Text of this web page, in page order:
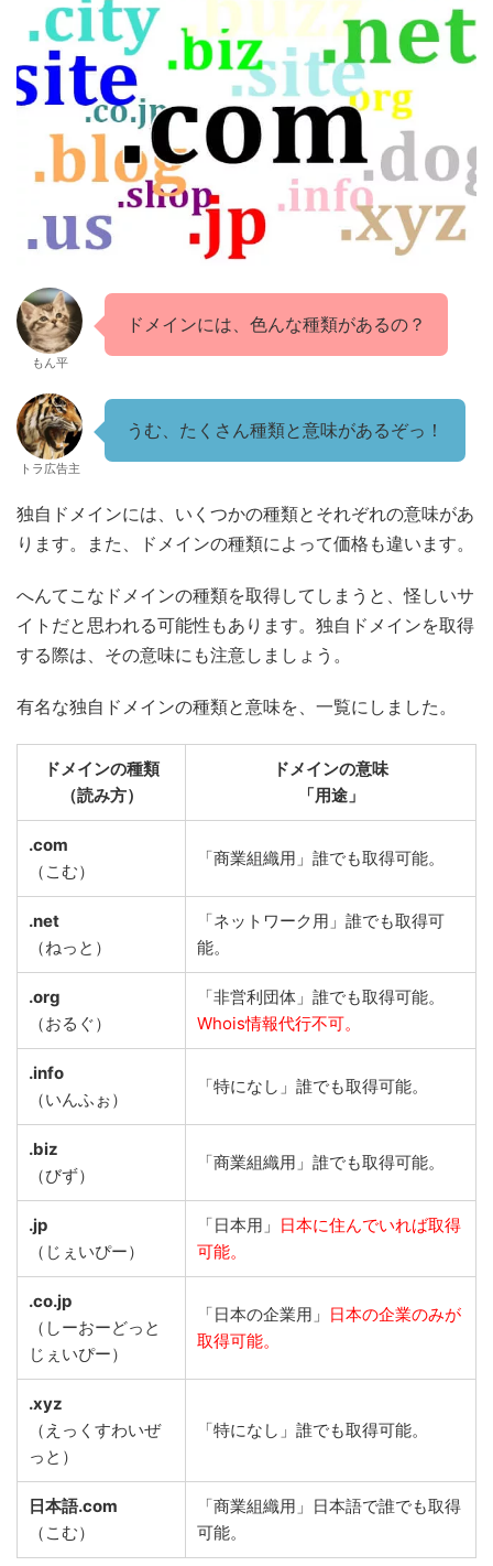
もん平
ドメインには、色んな種類があるの？
トラ広告主
うむ、たくさん種類と意味があるぞっ！
独自ドメインには、いくつかの種類とそれぞれの意味があ
ります。また、ドメインの種類によって価格も違います。
へんてこなドメインの種類を取得してしまうと、怪しいサ
イトだと思われる可能性もあります。独自ドメインを取得
する際は、その意味にも注意しましょう。
有名な独自ドメインの種類と意味を、一覧にしました。
ドメインの種類
（読み方）
ドメインの意味
「用途」
.com
（こむ）
「商業組織用」誰でも取得可能。
.net
（ねっと）
「ネットワーク用」誰でも取得可
能。
.org
（おるぐ）
「非営利団体」誰でも取得可能。
Whois情報代行不可。
.info
（いんふぉ）
「特になし」誰でも取得可能。
.biz
（びず）
「商業組織用」誰でも取得可能。
.jp
（じぇいぴー）
「日本用」 日本に住んでいれば取得
可能。
.co.jp
（しーおーどっと
じぇいぴー）
「日本の企業用」 日本の企業のみが
取得可能。
.xyz
（えっくすわいぜ
っと）
「特になし」誰でも取得可能。
日本語.com
（こむ）
「商業組織用」日本語で誰でも取得
可能。